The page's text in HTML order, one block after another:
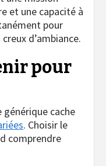
et une capacité à
pour
d’ambiance.
pour
générique cache
. Choisir le
comprendre